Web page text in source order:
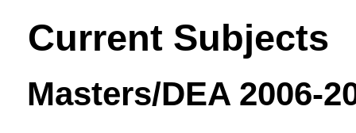
Current Subjects
Masters/DEA 2006-